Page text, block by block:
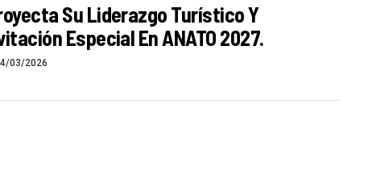
Su Liderazgo Turístico Y
Especial En ANATO 2027.
03/2026